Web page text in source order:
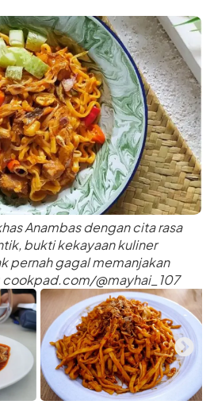
Anambas dengan cita rasa
bukti kekayaan kuliner
pernah gagal memanjakan
@mayhai_107